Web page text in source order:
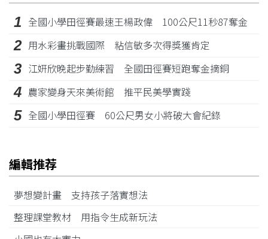
1 全國小學田徑賽最速王楊政偉 100公尺11秒87奪金
2 用水彩畫挑戰國際 粘信敏多次得獎獲肯定
3 江姸欣晚起步勤練習 全國田徑賽短跑奪金摘銅
4 農家變身天來美術館 推平民美學實踐
5 全國小學田徑賽 60公尺男女小將破大會紀錄
編輯推荐
夢想變計畫 支持孩子落實想法
整理課堂教材 用指令生成新玩法